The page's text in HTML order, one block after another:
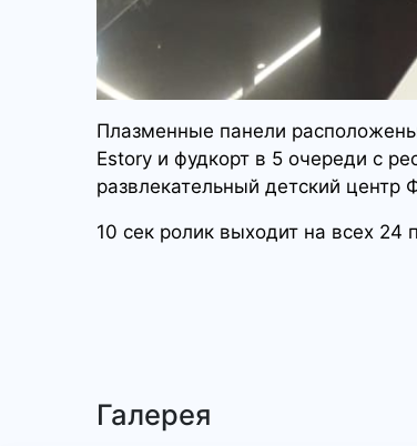
Плазменные панели
Estory и фудкорт в 5 очереди с
развлекательный детский центр
10 сек ролик выходит на всех 24
Галерея